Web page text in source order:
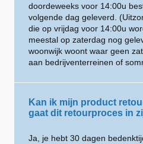
doordeweeks voor 14:00u
volgende dag geleverd.
die op vrijdag voor 14:00u
meestal op zaterdag nog
woonwijk woont waar geen
aan bedrijventerreinen of
Kan ik mijn product
gaat dit retourproces in
Ja, je hebt 30 dagen